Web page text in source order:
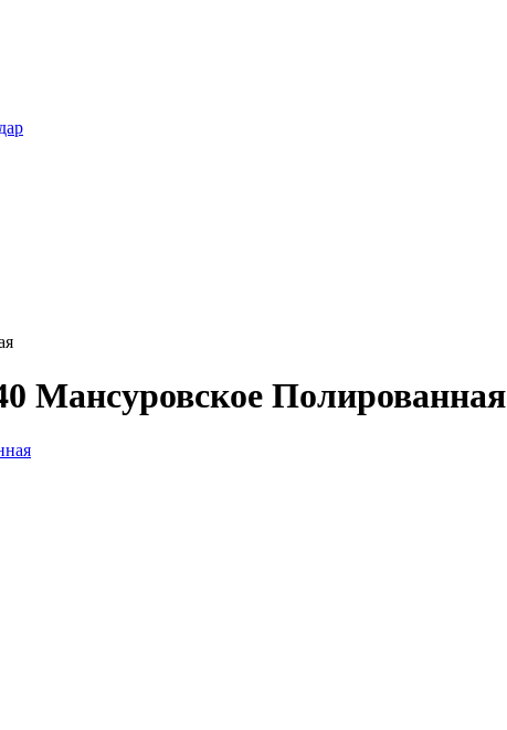
Мансуровское Полированная